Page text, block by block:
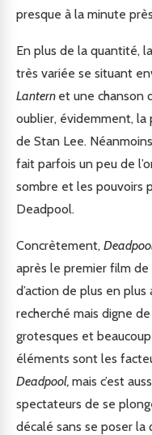
presque à la minute
En plus de la quantité,
très variée se situant
Lantern et une chanson
oublier, évidemment, la
de Stan Lee.
fait parfois un peu de
sombre et les pouvoirs
Deadpool.
Concrètement,
après le premier film
d’action de plus en
recherché mais digne
grotesques et
éléments sont les
Deadpool, mais c’est
spectateurs de se
décalé sans se poser